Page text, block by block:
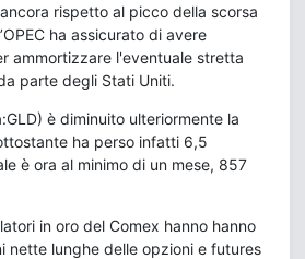
rispetto al picco della scorsa
ha assicurato di avere
ammortizzare l'eventuale stretta
parte degli Stati Uniti.
è diminuito ulteriormente la
ha perso infatti 6,5
è ora al minimo di un mese, 857
in oro del Comex hanno hanno
nette lunghe delle opzioni e futures